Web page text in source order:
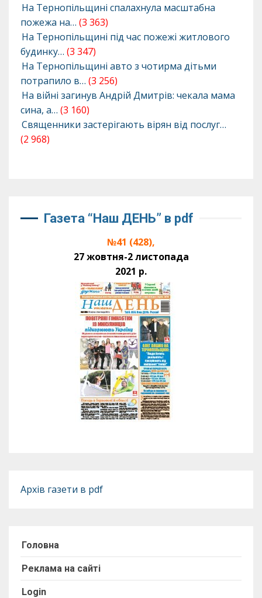
На Тернопільщині спалахнула масштабна
пожежа на… (3 363)
На Тернопільщині під час пожежі житлового
будинку… (3 347)
На Тернопільщині авто з чотирма дітьми
потрапило в… (3 256)
На війні загинув Андрій Дмитрів: чекала мама
сина, а… (3 160)
Священники застерігають вірян від послуг…
(2 968)
Газета “Наш ДЕНЬ” в pdf
№41 (428),
27 жовтня-2 листопада
2021 р.
Архів газети в pdf
Головна
Реклама на сайті
Login